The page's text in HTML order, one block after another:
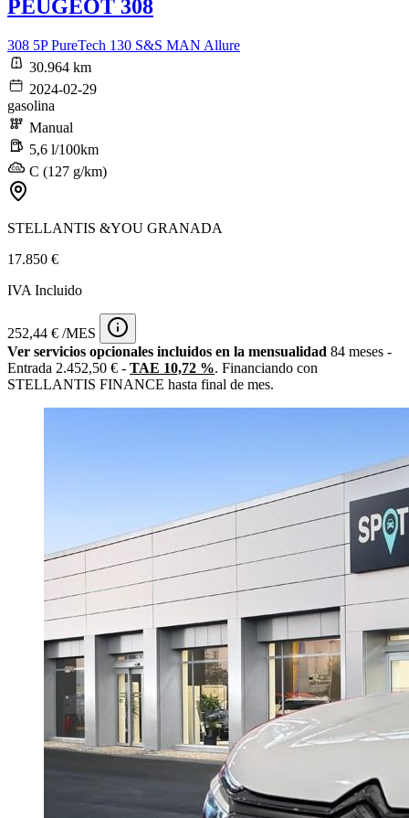
PEUGEOT 308
308 5P PureTech 130 S&S MAN Allure
30.964 km
2024-02-29
gasolina
Manual
5,6 l/100km
C (127 g/km)
STELLANTIS &YOU GRANADA
17.850 €
IVA Incluido
252,44 € /MES
Ver servicios opcionales incluidos en la mensualidad 84 meses -
Entrada 2.452,50 € - TAE 10,72 %. Financiando con
STELLANTIS FINANCE hasta final de mes.